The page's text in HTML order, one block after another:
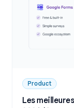
Product
Les